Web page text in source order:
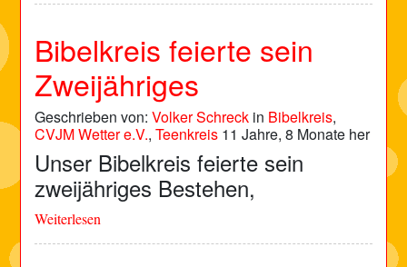
Bibelkreis feierte sein
Zweijähriges
Geschrieben von:Volker Schreck in Bibelkreis,
CVJM Wetter e.V.,Teenkreis 11 Jahre, 8 Monate her
Unser Bibelkreis feierte sein
zweijähriges Bestehen,
Weiterlesen